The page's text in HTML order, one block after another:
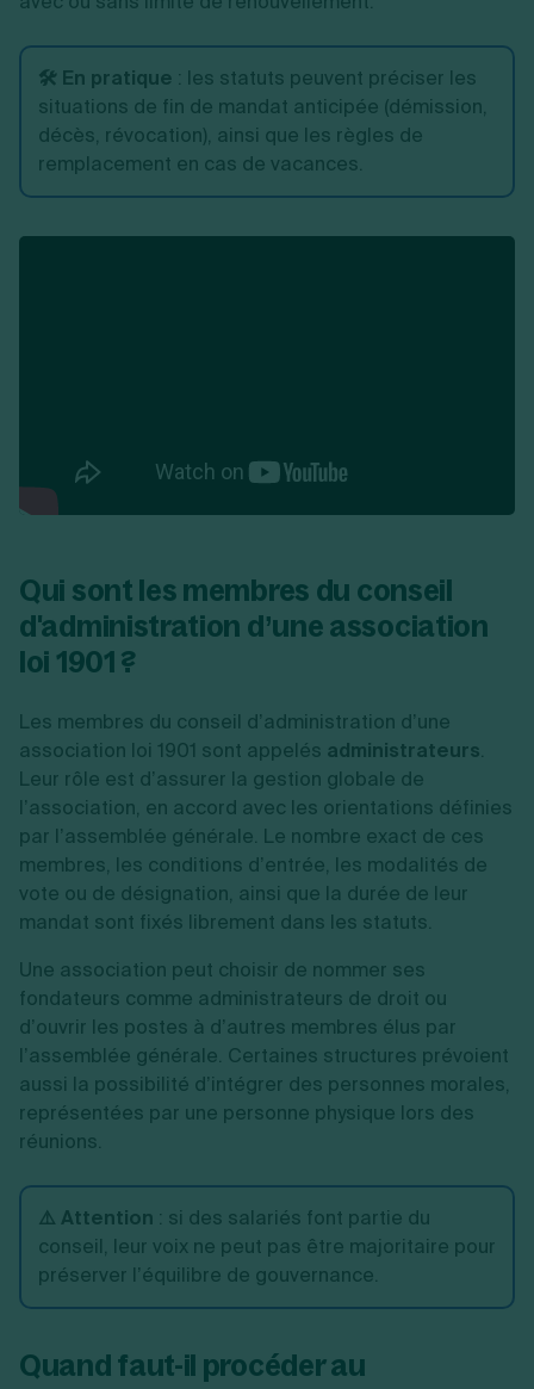
🛠️ En pratique : les statuts peuvent préciser les
situations de fin de mandat anticipée (démission,
décès, révocation), ainsi que les règles de
remplacement en cas de vacances.
Qui sont les membres du conseil
d'administration d’une association
loi 1901 ?
Les membres du conseil d’administration d’une
association loi 1901 sont appelés administrateurs.
Leur rôle est d’assurer la gestion globale de
l’association, en accord avec les orientations définies
par l’assemblée générale. Le nombre exact de ces
membres, les conditions d’entrée, les modalités de
vote ou de désignation, ainsi que la durée de leur
mandat sont fixés librement dans les statuts.
Une association peut choisir de nommer ses
fondateurs comme administrateurs de droit ou
d’ouvrir les postes à d’autres membres élus par
l’assemblée générale. Certaines structures prévoient
aussi la possibilité d’intégrer des personnes morales,
représentées par une personne physique lors des
réunions.
⚠️ Attention : si des salariés font partie du
conseil, leur voix ne peut pas être majoritaire pour
préserver l’équilibre de gouvernance.
Quand faut-il procéder au